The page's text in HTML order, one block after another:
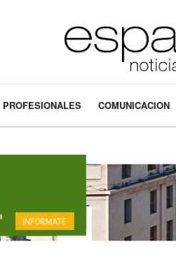
PROFESIONALES COMUNICACION